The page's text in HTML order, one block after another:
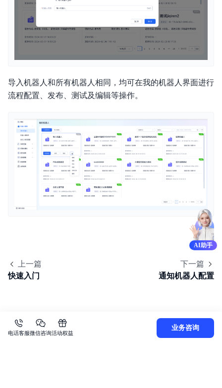
导入机器人和所有机器人相同，均可在我的机器人界面进行
流程配置、发布、测试及编辑等操作。
上一篇
快速入门
下一篇
通知机器人配置
AI助手
电话客服微信咨询活动权益
业务咨询